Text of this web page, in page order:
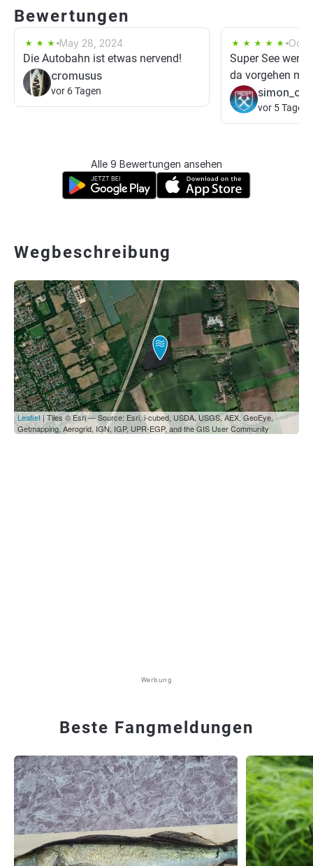
Bewertungen
May 28, 2024
Die Autobahn ist etwas nervend!
cromusus
vor 6 Tagen
Oct
Super See wen
da vorgehen
simon_ol
vor 5 Tagen
Alle 9 Bewertungen ansehen
Wegbeschreibung
Leaflet| Tiles © Esri — Source: Esri, i-cubed, USDA, USGS, AEX, GeoEye,
Getmapping, Aerogrid, IGN, IGP, UPR-EGP, and the GIS User Community
Werbung
Beste Fangmeldungen